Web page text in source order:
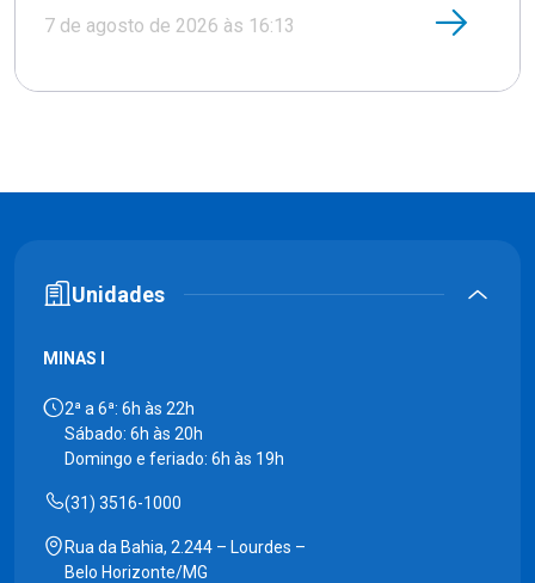
7 de agosto de 2026 às 16:13
Unidades
MINAS I
2ª a 6ª: 6h às 22h
Sábado: 6h às 20h
Domingo e feriado: 6h às 19h
(31) 3516-1000
Rua da Bahia, 2.244 – Lourdes –
Belo Horizonte/MG